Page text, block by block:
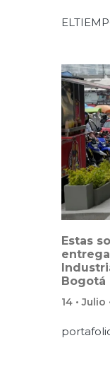
Estas son las 29 nuevas obras que se
Bogotá
14 • Julio